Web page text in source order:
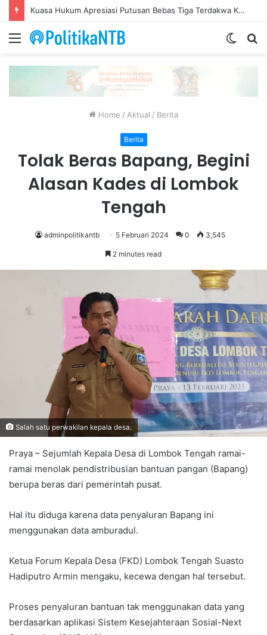
Kuasa Hukum Apresiasi Putusan Bebas Tiga Terdakwa Kasus Gratifikasi DPRD NTB, Ajak Semua Pihak Hormati Supremasi Hukum
Menu
Switch
Home / Aktual / Berita
Berita
Tolak Beras Bapang, Begini
Alasan Kades di Lombok
Tengah
adminpolitikantb 5 Februari 2024 0 3,545
2 minutes read
Salah satu perwakilan kepala desa.
Praya – Sejumlah Kepala Desa di Lombok Tengah ramai-
ramai menolak pendistribusian bantuan pangan (Bapang)
berupa beras dari pemerintah pusat.
Hal itu diduga karena data penyaluran Bapang ini
menggunakan data amburadul.
Ketua Forum Kepala Desa (FKD) Lombok Tengah Suasto
Hadiputro Armin mengaku, kecewa dengan hal tersebut.
Proses penyaluran bantuan tak menggunakan data yang
berdasarkan aplikasi Sistem Kesejahteraan Sosial-Next